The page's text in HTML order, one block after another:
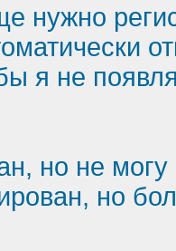
нужно
я не
но не могу
но